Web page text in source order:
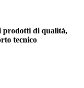
prodotti di qualità,
tecnico